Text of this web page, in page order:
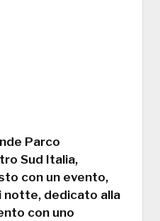
Parco
Sud Italia,
con un evento,
notte, dedicato alla
con uno